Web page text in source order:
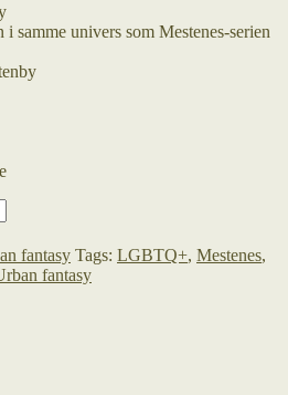
samme univers som Mestenes-serien
fantasy Tags: LGBTQ+, Mestenes,
fantasy